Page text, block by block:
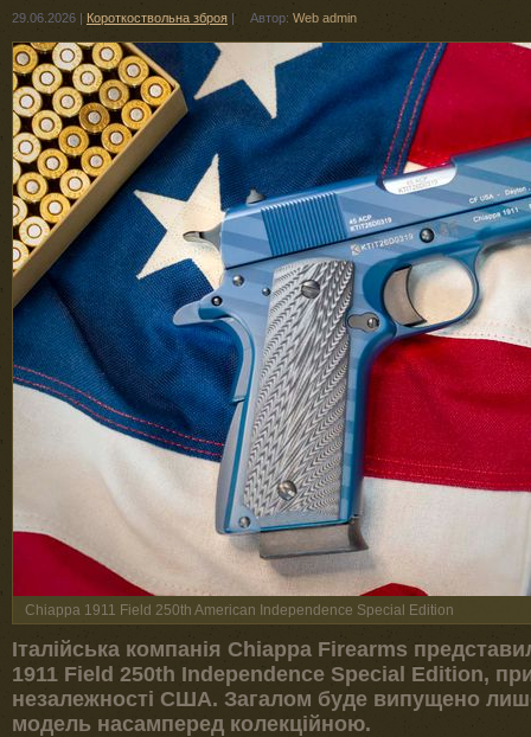
29.06.2026 | Короткоствольна зброя | Автор: Web admin
Chiappa 1911 Field 250th American Independence Special Edition
Італійська компанія Chiappa Firearms
1911 Field 250th Independence Special Edition,
незалежності США. Загалом буде випущено
модель насамперед колекційною.